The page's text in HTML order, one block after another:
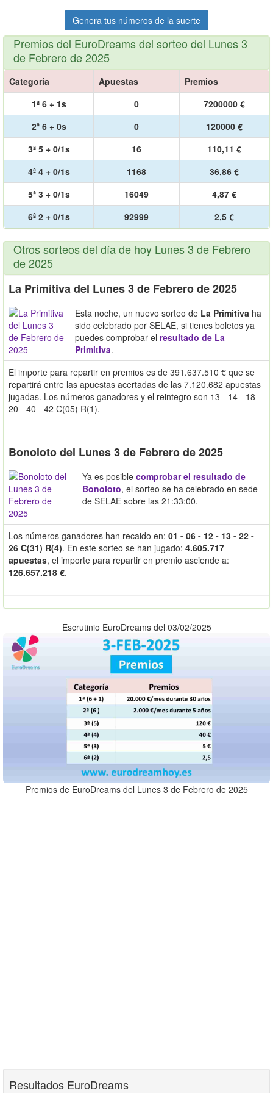
Genera tus números de la suerte
Premios del EuroDreams del sorteo del Lunes 3
de Febrero de 2025
Categoría Apuestas
Premios
1ª 6 + 1s
0
7200000 €
2ª 6 + 0s
0
120000 €
3ª 5 + 0/1s
16
110,11 €
4ª 4 + 0/1s
1168
36,86 €
5ª 3 + 0/1s
16049
4,87 €
6ª 2 + 0/1s
92999 2,5 €
Otros sorteos del día de hoy Lunes 3 de Febrero
de 2025
La Primitiva del Lunes 3 de Febrero de 2025
Esta noche, un nuevo sorteo de La Primitiva ha
sido celebrado por SELAE, si tienes boletos ya
puedes comprobar el resultado de La
Primitiva.
El importe para repartir en premios es de 391.637.510 € que se
repartirá entre las apuestas acertadas de las 7.120.682 apuestas
jugadas. Los números ganadores y el reintegro son 13 - 14 - 18 -
20 - 40 - 42 C(05) R(1).
Bonoloto del Lunes 3 de Febrero de 2025
Ya es posible comprobar el resultado de
Bonoloto, el sorteo se ha celebrado en sede
de SELAE sobre las 21:33:00.
Los números ganadores han recaido en: 01 - 06 - 12 - 13 - 22 -
26 C(31) R(4). En este sorteo se han jugado: 4.605.717
apuestas, el importe para repartir en premio asciende a:
126.657.218 €.
Escrutinio EuroDreams del 03/02/2025
Premios de EuroDreams del Lunes 3 de Febrero de 2025
Resultados EuroDreams